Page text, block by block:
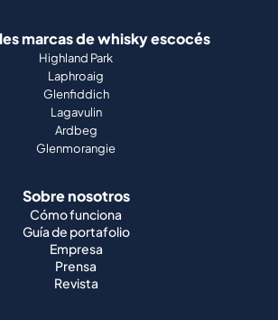
marcas de whisky escocés
Highland Park
Laphroaig
Glenfiddich
Lagavulin
Ardbeg
Glenmorangie
Sobre nosotros
Cómo funciona
Guía de portafolio
Empresa
Prensa
Revista